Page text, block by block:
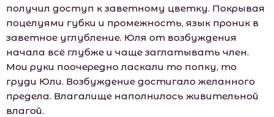
получил доступ к заветному цветку. Покрывая
поцелуями губки и промежность, язык проник в
заветное углубление. Юля от возбуждения
начала всё глубже и чаще заглатывать член.
Мои руки поочередно ласкали то попку, то
груди Юли. Возбуждение достигало желанного
предела. Влагалище наполнилось живительной
влагой.